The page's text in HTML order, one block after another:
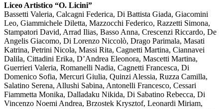
Liceo Artistico “O. Licini”
Bassetti Valeria, Calcagni Federica, Di Battista Giada, Giacomini
Leo, Giammichele Diletta, Mazzocchi Federico, Razzetti Simona,
Stampatori David, Arrad Ilias, Basso Anna, Crescenzi Riccardo, De
Angelis Giacomo, Di Lorenzo Niccolò, Drago Parimala, Masati
Katrina, Petrini Nicola, Massi Rita, Cagnetti Martina, Ciannavei
Dalila, Cittadini Erika, D’Andrea Eleonora, Mascetti Martina,
Guerrieri Valeria, Romanelli Nadia, Cagnetti Francesca, Di
Domenico Sofia, Mercuri Giulia, Quinzi Alessia, Ruzza Camilla,
Salatino Serena, Allushi Sabina, Antonelli Francesco, Cessari
Fiammetta Monika, Dalladaku Nikida, Di Sabatino Rebecca, Di
Vincenzo Noemi Andrea, Brzostek Krysztof, Leonardi Miriam,